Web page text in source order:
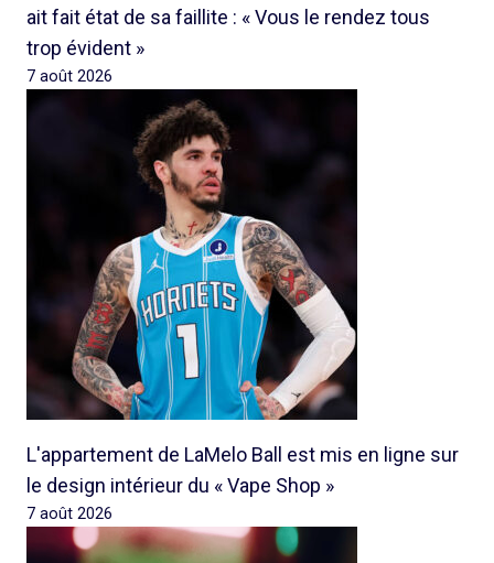
ait fait état de sa faillite : « Vous le rendez tous
trop évident »
7 août 2026
L'appartement de LaMelo Ball est mis en ligne sur
le design intérieur du « Vape Shop »
7 août 2026